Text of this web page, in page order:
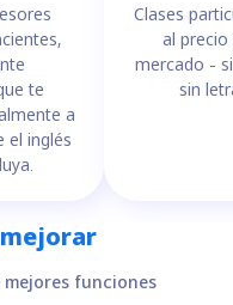
te
a
el inglés
Clases
al precio
mercado -
sin
funciones